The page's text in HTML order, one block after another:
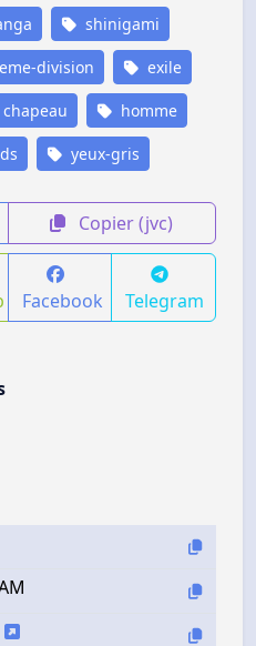
shinigami
division exile
chapeau homme
yeux-gris
Copier (jvc)
Facebook Telegram